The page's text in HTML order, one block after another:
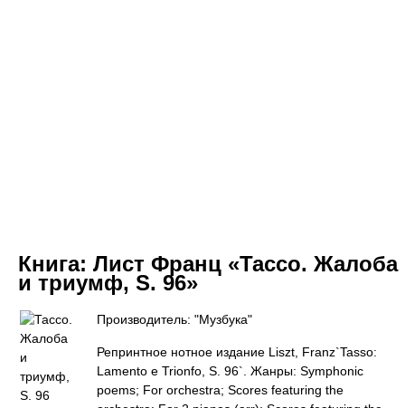
Книга: Лист Франц «Тассо. Жалоба
и триумф, S. 96»
Производитель: "Музбука"
Репринтное нотное издание Liszt, Franz`Tasso:
Lamento e Trionfo, S. 96`. Жанры: Symphonic
poems; For orchestra; Scores featuring the